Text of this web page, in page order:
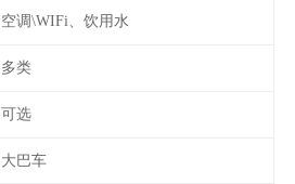
空调\WIFi、饮用水
多类
可选
大巴车